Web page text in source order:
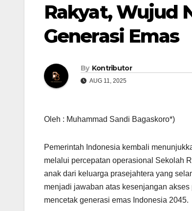
Rakyat, Wujud
Generasi Emas
By Kontributor
AUG 11, 2025
Oleh : Muhammad Sandi Bagaskoro*)
Pemerintah Indonesia kembali
melalui percepatan operasional Sekolah
anak dari keluarga prasejahtera yang
menjadi jawaban atas kesenjangan
mencetak generasi emas Indonesia 2045.